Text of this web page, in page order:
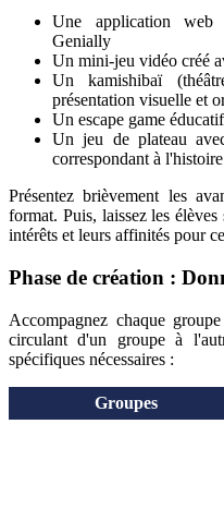
Une application web
Genially
Un mini-jeu vidéo créé
Un kamishibaï
présentation visuelle et
Un escape game
Un jeu de plateau
correspondant à l'histoire
Présentez brièvement les
format. Puis, laissez les
intérêts et leurs affinités pour
Phase de création :
Accompagnez chaque
circulant d'un groupe à
spécifiques nécessaires :
Groupes